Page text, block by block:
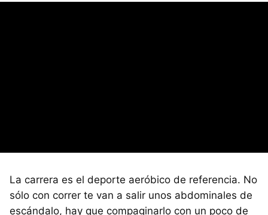
La carrera es el deporte aeróbico de referencia. No
sólo con correr te van a salir unos abdominales de
escándalo, hay que compaginarlo con un poco de